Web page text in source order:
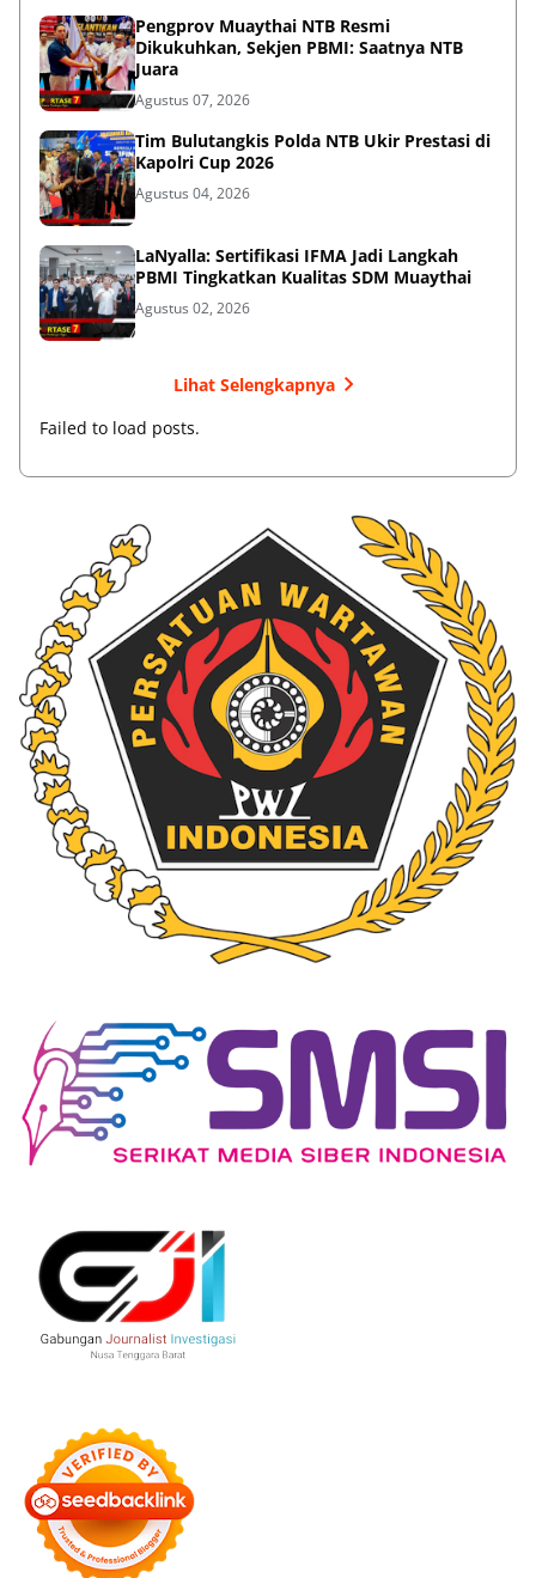
Pengprov Muaythai NTB Resmi
Dikukuhkan, Sekjen PBMI: Saatnya NTB
Juara
Agustus 07, 2026
Tim Bulutangkis Polda NTB Ukir Prestasi di
Kapolri Cup 2026
Agustus 04, 2026
LaNyalla: Sertifikasi IFMA Jadi Langkah
PBMI Tingkatkan Kualitas SDM Muaythai
Agustus 02, 2026
Lihat Selengkapnya
Failed to load posts.